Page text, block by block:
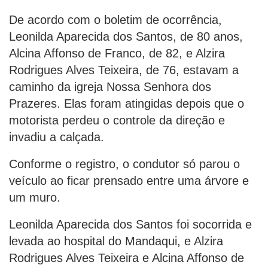
De acordo com o boletim de ocorrência,
Leonilda Aparecida dos Santos, de 80 anos,
Alcina Affonso de Franco, de 82, e Alzira
Rodrigues Alves Teixeira, de 76, estavam a
caminho da igreja Nossa Senhora dos
Prazeres. Elas foram atingidas depois que o
motorista perdeu o controle da direção e
invadiu a calçada.
Conforme o registro, o condutor só parou o
veículo ao ficar prensado entre uma árvore e
um muro.
Leonilda Aparecida dos Santos foi socorrida e
levada ao hospital do Mandaqui, e Alzira
Rodrigues Alves Teixeira e Alcina Affonso de